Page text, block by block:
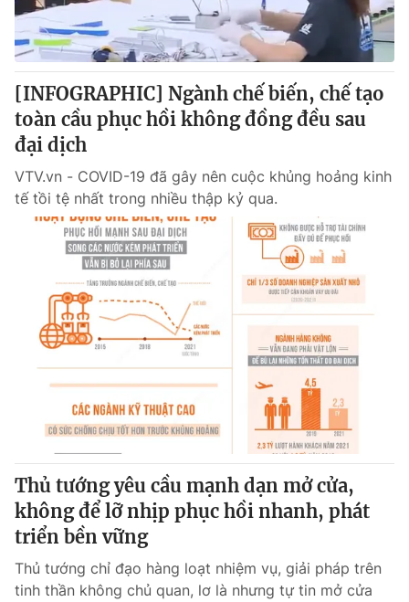
Thế giới đó đây
Câu chuyện quốc tế
Tài chính
Thị trường
Góc doanh nghiệp
Dữ liệu và đời sống
Truyền hình
Phim VTV
Hậu trường
Nhân vật
Khán giả
Giải sao mai
Giải trí
Điện ảnh
Âm nhạc
Đời sống
Chất lượng cuộc sống
Giáo dục
Tuyển sinh
Học trực tuyến
Công nghệ
Hitech Công nghệ tương lai
Sản phẩm
Thị trường
Tư vấn
Lịch phát sóng
Chuyên mục khác
Emagazine Podcast
Photo Infographic
[INFOGRAPHIC] Ngành chế biến, chế tạo
toàn cầu phục hồi không đồng đều sau
đại dịch
VTV.vn - COVID-19 đã gây nên cuộc khủng hoảng kinh
tế tồi tệ nhất trong nhiều thập kỷ qua.
Thủ tướng yêu cầu mạnh dạn mở cửa,
không để lỡ nhịp phục hồi nhanh, phát
triển bền vững
Thủ tướng chỉ đạo hàng loạt nhiệm vụ, giải pháp trên
tinh thần không chủ quan, lơ là nhưng tự tin mở cửa